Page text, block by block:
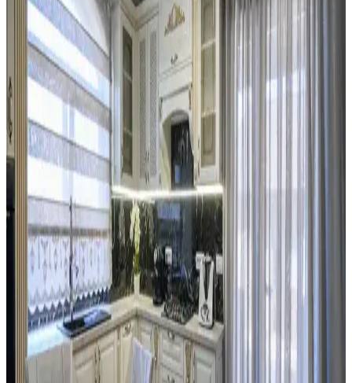
Mutfak Duvarında İki Çerçevenin Yan Yana mı
Dikey mi Yerleştirilmesi Üzerine Analiz
Mutfakta iki çerçevenin yerleşimi, yan yana ve aralıklı
konumlandırıldığında mekanın şıklığını ve görsel dengesini artırır.
Dikey asma ise genellikle daha az tercih edilir ve alt boşluk
bırakabilir.
Mutfak Tezgahı ve Backsplash Renk Uyumu:
Estetik ve Fonksiyonel Çözümler
Mutfak tezgahı ile backsplash arasındaki renk uyumsuzlukları,
malzeme ve ton farklılıklarından kaynaklanır. Bu yazıda, kalıcı ve
geçici çözümlerle uyum sağlama yöntemleri detaylandırılmaktadır.
Kiralık Mutfaklarda Başarılı Yenileme ve Tasarım
İçin İzin ve Malzeme Seçimi
Kiralık mutfaklarda ev sahibi ile iletişim ve izin süreci, boya,
aydınlatma ve donanım değişiklikleriyle estetik ve fonksiyonel
yenileme yöntemleri ele alınmaktadır.
Eski Seramik Karoları Yenileme ve Mutfak
Dolaplarıyla Uyum Sağlama Yöntemleri